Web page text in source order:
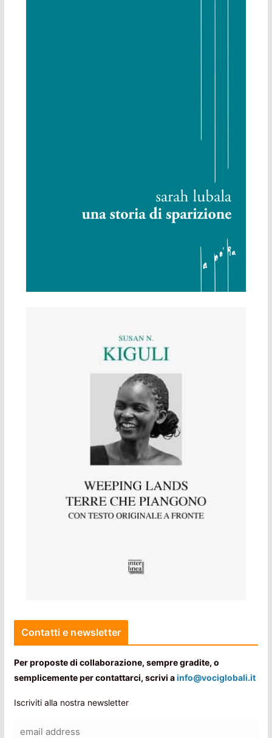
Contatti e newsletter
Per proposte di collaborazione, sempre gradite, o
semplicemente per contattarci, scrivi ainfo@vociglobali.it
Iscriviti alla nostra newsletter